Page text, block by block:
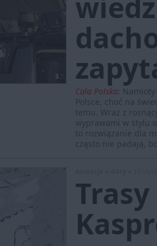
Cała Polska
Polsce, choć na
temu. Wraz z
wyprawami w stylu
to rozwiązanie dla
często nie padają,